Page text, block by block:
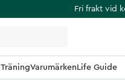
Fri frakt vid
TräningVarumärkenLife Guide